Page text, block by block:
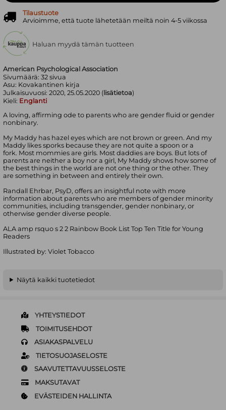
American Psychological Association
Sivumäärä:32 sivua
Asu: Kovakantinen kirja
Julkaisuvuosi:2020, 25.05.2020 ( lisätietoa)
Kieli: Englanti
A loving, affirming ode to parents who are gender fluid or gender
nonbinary.
My Maddy has hazel eyes which are not brown or green. And my
Maddy likes sporks because they are not quite a spoon or a
fork. Most mommies are girls. Most daddies are boys. But lots of
parents are neither a boy nor a girl, My Maddy shows how some of
the best things in the world are not one thing or the other. They
are something in between and entirely their own.
Randall Ehrbar, PsyD, offers an insightful note with more
information about parents who are members of gender minority
communities, including transgender, gender nonbinary, or
otherwise gender diverse people.
ALA amp rsquo s 2 2 Rainbow Book List Top Ten Title for Young
Readers
Illustrated by: Violet Tobacco
Tilaustuote
Arvioimme, että tuote lähetetään meiltä noin 4-5 viikossa
Haluan myydä tämän tuotteen
Näytä kaikki tuotetiedot
YHTEYSTIEDOT
TOIMITUSEHDOT
ASIAKASPALVELU
TIETOSUOJASELOSTE
SAAVUTETTAVUUSSELOSTE
MAKSUTAVAT
EVÄSTEIDEN HALLINTA